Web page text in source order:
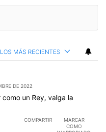
LOS MÁS RECIENTES
DE 2022
un Rey, valga la
COMPARTIR
MARCAR
COMO